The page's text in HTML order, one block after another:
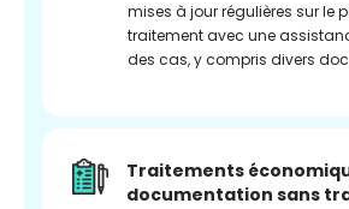
mises à jour régulières sur le
traitement avec une
des cas, y compris divers
Traitements
documentation sans